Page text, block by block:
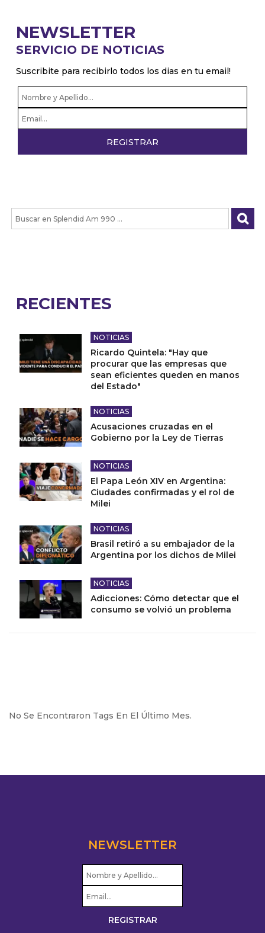
volvió un problema
El drama de los 9 en Boca: De la lesión de Cavani
al presente de Bareiro
NEWSLETTER
SERVICIO DE NOTICIAS
Suscribite para recibirlo todos los dias en tu email!
RECIENTES
NOTICIAS
Ricardo Quintela: "Hay que
procurar que las empresas que
sean eficientes queden en manos
del Estado"
NOTICIAS
Acusaciones cruzadas en el
Gobierno por la Ley de Tierras
NOTICIAS
El Papa León XIV en Argentina:
Ciudades confirmadas y el rol de
Milei
NOTICIAS
Brasil retiró a su embajador de la
Argentina por los dichos de Milei
NOTICIAS
Adicciones: Cómo detectar que el
consumo se volvió un problema
No Se Encontraron Tags En El Último Mes.
NEWSLETTER